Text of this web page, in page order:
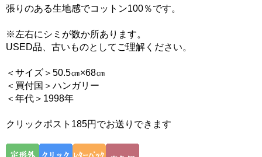
張りのある生地感でコットン100％です。
※左右にシミが数か所あります。
USED品、古いものとしてご理解ください。
＜サイズ＞50.5㎝×68㎝
＜買付国＞ハンガリー
＜年代＞1998年
クリックポスト185円でお送りできます